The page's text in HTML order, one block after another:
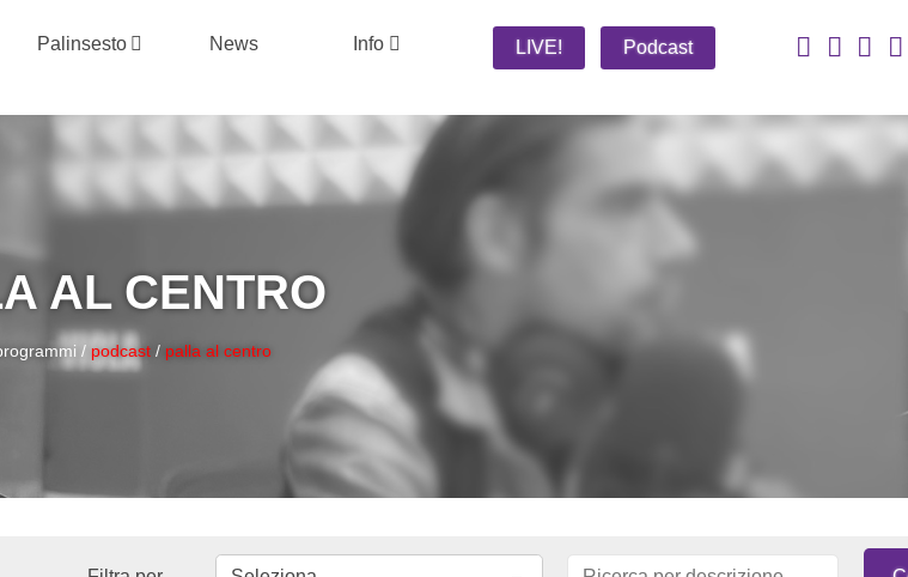
Palinsesto News Info LIVE! Podcast
AL CENTRO
/ podcast / palla al centro